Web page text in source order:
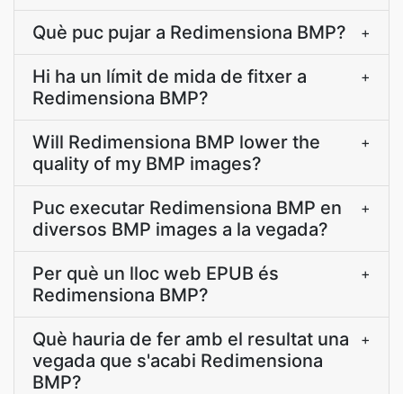
Què puc pujar a Redimensiona BMP? +
Hi ha un límit de mida de fitxer a
Redimensiona BMP?
+
Will Redimensiona BMP lower the
quality of my BMP images?
+
Puc executar Redimensiona BMP en
diversos BMP images a la vegada?
+
Per què un lloc web EPUB és
Redimensiona BMP?
+
Què hauria de fer amb el resultat una
vegada que s'acabi Redimensiona
BMP?
+